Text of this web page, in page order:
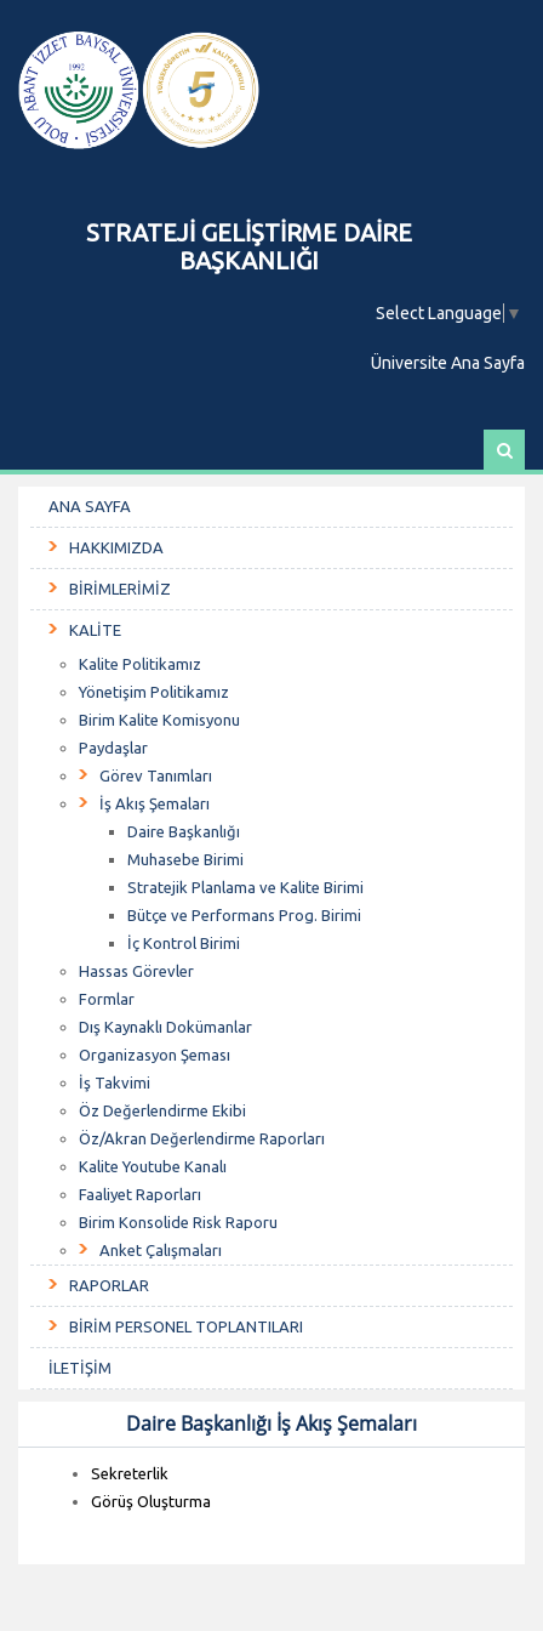
STRATEJİ GELİŞTİRME DAİRE
BAŞKANLIĞI
Select Language ▼
Üniversite Ana Sayfa
A
r
ANA SAYFA
HAKKIMIZDA
BİRİMLERİMİZ
KALİTE
Kalite Politikamız
Yönetişim Politikamız
Birim Kalite Komisyonu
Paydaşlar
Görev Tanımları
İş Akış Şemaları
Daire Başkanlığı
Muhasebe Birimi
Stratejik Planlama ve Kalite Birimi
Bütçe ve Performans Prog. Birimi
İç Kontrol Birimi
Hassas Görevler
Formlar
Dış Kaynaklı Dokümanlar
Organizasyon Şeması
İş Takvimi
Öz Değerlendirme Ekibi
Öz/Akran Değerlendirme Raporları
Kalite Youtube Kanalı
Faaliyet Raporları
Birim Konsolide Risk Raporu
Anket Çalışmaları
RAPORLAR
BİRİM PERSONEL TOPLANTILARI
İLETİŞİM
Daire Başkanlığı İş Akış Şemaları
Sekreterlik
Görüş Oluşturma